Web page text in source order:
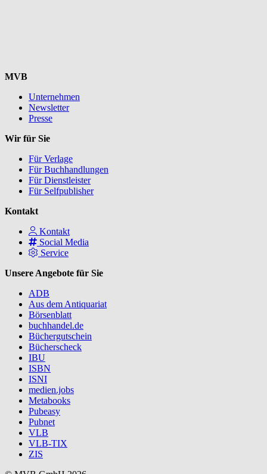
MVB
Unternehmen
Newsletter
Presse
Wir für Sie
Für Verlage
Für Buchhandlungen
Für Dienstleister
Für Selfpublisher
Kontakt
Kontakt
Social Media
Service
Unsere Angebote für Sie
ADB
Aus dem Antiquariat
Börsenblatt
buchhandel.de
Büchergutschein
Bücherscheck
IBU
ISBN
ISNI
medien.jobs
Metabooks
Pubeasy
Pubnet
VLB
VLB-TIX
ZIS